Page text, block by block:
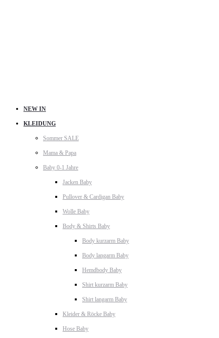
NEW IN
KLEIDUNG
Sommer SALE
Mama & Papa
Baby 0-1 Jahre
Jacken Baby
Pullover & Cardigan Baby
Wolle Baby
Body & Shirts Baby
Body kurzarm Baby
Body langarm Baby
Hemdbody Baby
Shirt kurzarm Baby
Shirt langarm Baby
Kleider & Röcke Baby
Hose Baby